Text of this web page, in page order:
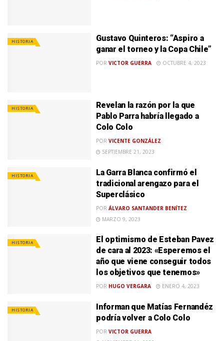
HISTORIA
Gustavo Quinteros: “Aspiro a
ganar el torneo y la Copa Chile”
POR VICTOR GUERRA OCTUBRE 4, 2023
HISTORIA
Revelan la razón por la que
Pablo Parra habría llegado a
Colo Colo
POR VICENTE GONZÁLEZ
SEPTIEMBRE 21, 2023
HISTORIA
La Garra Blanca confirmó el
tradicional arengazo para el
Superclásico
POR ÁLVARO SANTANDER BENÍTEZ
MARZO 9, 2023
HISTORIA
El optimismo de Esteban Pavez
de cara al 2023: «Esperemos el
año que viene conseguir todos
los objetivos que tenemos»
POR HUGO VERGARA ENERO 4, 2023
HISTORIA
Informan que Matías Fernandéz
podría volver a Colo Colo
POR VICTOR GUERRA